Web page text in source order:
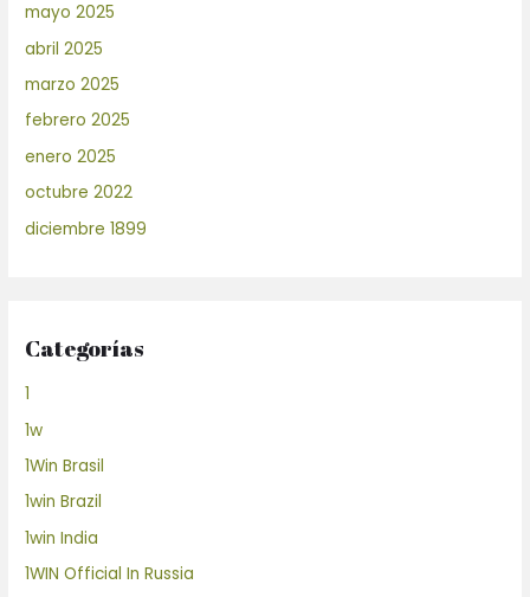
mayo 2025
abril 2025
marzo 2025
febrero 2025
enero 2025
octubre 2022
diciembre 1899
Categorías
1
1w
1Win Brasil
1win Brazil
1win India
1WIN Official In Russia